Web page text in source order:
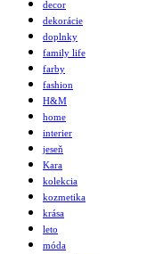
decor
dekorácie
doplnky
family life
farby
fashion
H&M
home
interier
jeseň
Kara
kolekcia
kozmetika
krása
leto
móda